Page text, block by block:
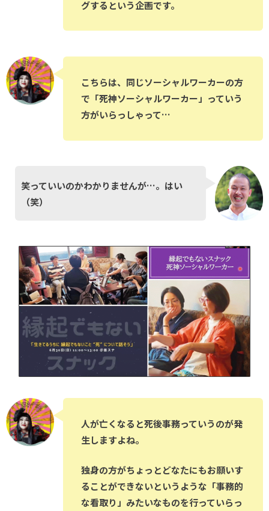
グするという企画です。
こちらは、同じソーシャルワーカーの方
で「死神ソーシャルワーカー」っていう
方がいらっしゃって…
笑っていいのかわかりませんが…。はい
（笑）
人が亡くなると死後事務っていうのが発
生しますよね。
独身の方がちょっとどなたにもお願いす
ることができないというような「事務的
な看取り」みたいなものを行っていらっ